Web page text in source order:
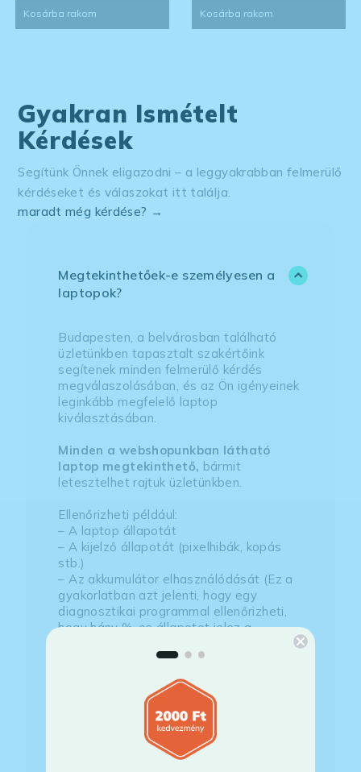
Kosárba rakom Kosárba rakom
Gyakran Ismételt
Kérdések
Segítünk Önnek eligazodni – a leggyakrabban felmerülő
kérdéseket és válaszokat itt találja.
maradt még kérdése? →
Megtekinthetőek-e személyesen a
laptopok?
Budapesten, a belvárosban található
üzletünkben tapasztalt szakértőink
segítenek minden felmerülő kérdés
megválaszolásában, és az Ön igényeinek
leginkább megfelelő laptop
kiválasztásában.
Minden a webshopunkban látható
laptop megtekinthető, bármit
letesztelhet rajtuk üzletünkben.
Ellenőrizheti például:
– A laptop állapotát
– A kijelző állapotát (pixelhibák, kopás
stb.)
– Az akkumulátor elhasználódását (Ez a
gyakorlatban azt jelenti, hogy egy
diagnosztikai programmal ellenőrizheti,
hogy hány %-os állapotot jelez a
– A tényleges hardverspecifikációt (Ez
természetesen meg fog egyezni az
általunk leírttal.)
Megtekinthetőek-e személyesen a